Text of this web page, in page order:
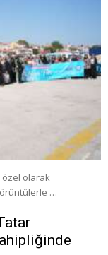
özel olarak
…